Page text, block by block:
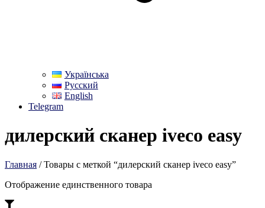
Українська
Русский
English
Telegram
дилерский сканер iveco easy
Главная / Товары с меткой “дилерский сканер iveco easy”
Отображение единственного товара